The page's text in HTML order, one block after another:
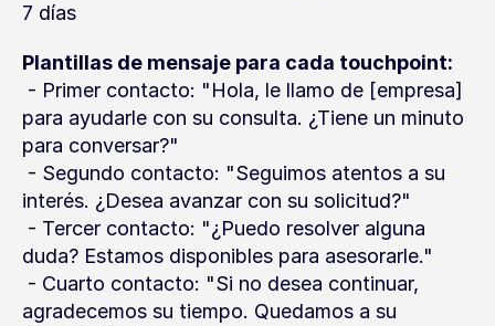
7 días
Plantillas de mensaje para cada touchpoint:
para ayudarle con su consulta. ¿Tiene un minuto
para conversar?"
interés. ¿Desea avanzar con su solicitud?"
duda? Estamos disponibles para asesorarle."
agradecemos su tiempo. Quedamos a su